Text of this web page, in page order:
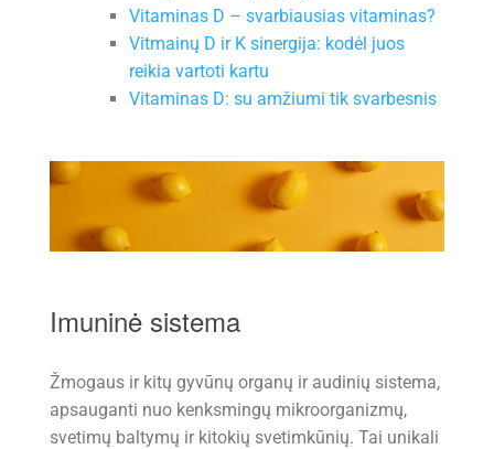
Vitaminas D – svarbiausias vitaminas?
Vitmainų D ir K sinergija: kodėl juos
reikia vartoti kartu
Vitaminas D: su amžiumi tik svarbesnis
Imuninė sistema
Žmogaus ir kitų gyvūnų organų ir audinių sistema,
apsauganti nuo kenksmingų mikroorganizmų,
svetimų baltymų ir kitokių svetimkūnių. Tai unikali